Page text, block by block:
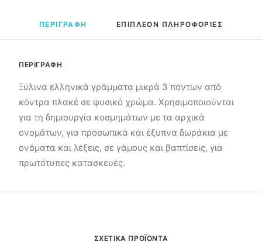
ΠΕΡΙΓΡΑΦΗ ΕΠΙΠΛΕΟΝ ΠΛΗΡΟΦΟΡΙΕΣ
ΠΕΡΙΓΡΑΦΗ
Ξύλινα ελληνικά γράμματα μικρά 3 πόντων από
κόντρα πλακέ σε φυσικό χρώμα. Χρησιμοποιούνται
για τη δημιουργία κοσμημάτων με τα αρχικά
ονομάτων, για προσωπικά και έξυπνα δωράκια με
ονόματα και λέξεις, σε γάμους και βαπτίσεις, για
πρωτότυπες κατασκευές.
ΣΧΕΤΙΚΑ ΠΡΟΪΟΝΤΑ